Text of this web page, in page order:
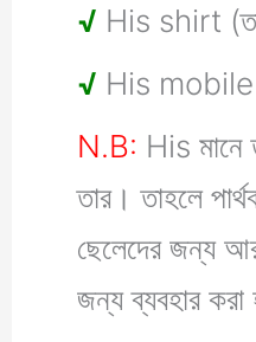
√ His shirt
√ His mobile
N.B: His মানে
তার। তাহলে
ছেলেদের জন্য
জন্য ব্যবহার করা